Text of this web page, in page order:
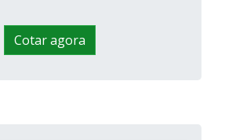
Cotar agora